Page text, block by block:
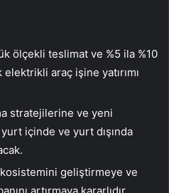
ölçekli teslimat ve %5 ila %10
araç işine yatırımı
stratejilerine ve yeni
içinde ve yurt dışında
geliştirmeye ve